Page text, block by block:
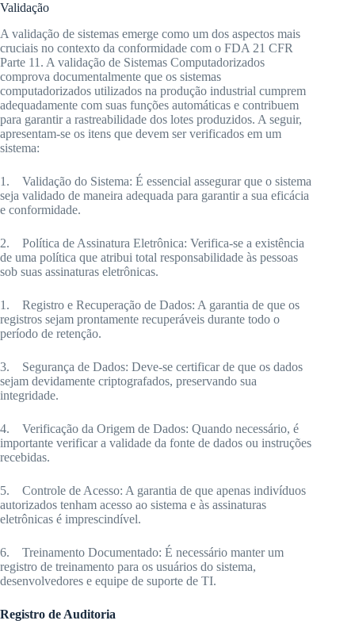
Validação
A validação de sistemas emerge como um dos aspectos mais
cruciais no contexto da conformidade com o FDA 21 CFR
Parte 11. A validação de Sistemas Computadorizados
comprova documentalmente que os sistemas
computadorizados utilizados na produção industrial cumprem
adequadamente com suas funções automáticas e contribuem
para garantir a rastreabilidade dos lotes produzidos. A seguir,
apresentam-se os itens que devem ser verificados em um
sistema:
1. Validação do Sistema: É essencial assegurar que o sistema
seja validado de maneira adequada para garantir a sua eficácia
e conformidade.
2. Política de Assinatura Eletrônica: Verifica-se a existência
de uma política que atribui total responsabilidade às pessoas
sob suas assinaturas eletrônicas.
1. Registro e Recuperação de Dados: A garantia de que os
registros sejam prontamente recuperáveis durante todo o
período de retenção.
3. Segurança de Dados: Deve-se certificar de que os dados
sejam devidamente criptografados, preservando sua
integridade.
4. Verificação da Origem de Dados: Quando necessário, é
importante verificar a validade da fonte de dados ou instruções
recebidas.
5. Controle de Acesso: A garantia de que apenas indivíduos
autorizados tenham acesso ao sistema e às assinaturas
eletrônicas é imprescindível.
6. Treinamento Documentado: É necessário manter um
registro de treinamento para os usuários do sistema,
desenvolvedores e equipe de suporte de TI.
Registro de Auditoria